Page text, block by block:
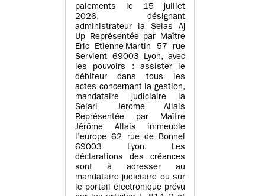
paiements le 15 juillet
2026, désignant
administrateur la Selas Aj
Up Représentée par Maître
Eric Etienne-Martin 57 rue
Servient 69003 Lyon, avec
les pouvoirs : assister le
débiteur dans tous les
actes concernant la gestion,
mandataire judiciaire la
Selarl Jerome Allais
Représentée par Maître
Jérôme Allais immeuble
l’europe 62 rue de Bonnel
69003 Lyon. Les
déclarations des créances
sont à adresser au
mandataire judiciaire ou sur
le portail électronique prévu